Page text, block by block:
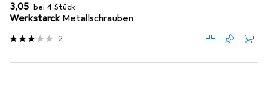
EUR
3,05 bei 4 Stück
Werkstarck Metallschrauben
2